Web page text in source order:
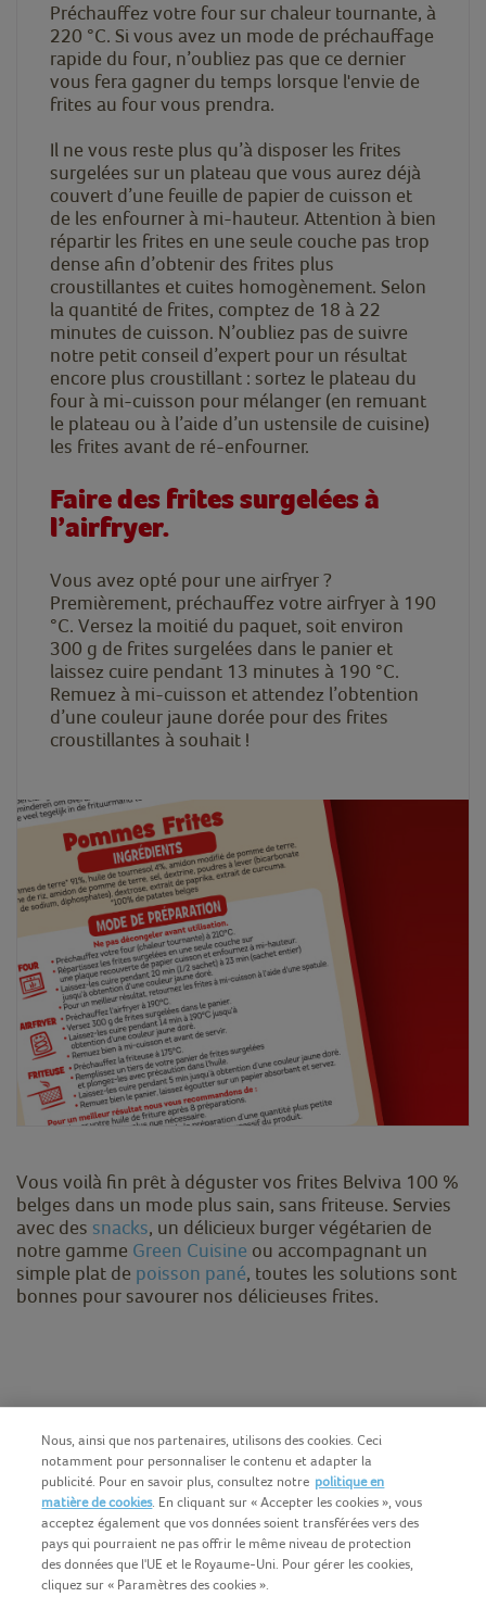
Préchauffez votre four sur chaleur tournante, à
220 °C. Si vous avez un mode de préchauffage
rapide du four, n’oubliez pas que ce dernier
vous fera gagner du temps lorsque l'envie de
frites au four vous prendra.
Il ne vous reste plus qu’à disposer les frites
surgelées sur un plateau que vous aurez déjà
couvert d’une feuille de papier de cuisson et
de les enfourner à mi-hauteur. Attention à bien
répartir les frites en une seule couche pas trop
dense afin d’obtenir des frites plus
croustillantes et cuites homogènement. Selon
la quantité de frites, comptez de 18 à 22
minutes de cuisson. N’oubliez pas de suivre
notre petit conseil d’expert pour un résultat
encore plus croustillant : sortez le plateau du
four à mi-cuisson pour mélanger (en remuant
le plateau ou à l’aide d’un ustensile de cuisine)
les frites avant de ré-enfourner.
Faire des frites surgelées à
l’airfryer.
Vous avez opté pour une airfryer ?
Premièrement, préchauffez votre airfryer à 190
°C. Versez la moitié du paquet, soit environ
300 g de frites surgelées dans le panier et
laissez cuire pendant 13 minutes à 190 °C.
Remuez à mi-cuisson et attendez l’obtention
d’une couleur jaune dorée pour des frites
croustillantes à souhait !
Vous voilà fin prêt à déguster vos frites Belviva 100 %
belges dans un mode plus sain, sans friteuse. Servies
avec des snacks, un délicieux burger végétarien de
notre gamme Green Cuisine ou accompagnant un
simple plat de poisson pané, toutes les solutions sont
bonnes pour savourer nos délicieuses frites.
Nous, ainsi que nos partenaires, utilisons des cookies. Ceci
notamment pour personnaliser le contenu et adapter la
publicité. Pour en savoir plus, consultez notre politique en
matière de cookies. En cliquant sur « Accepter les cookies », vous
acceptez également que vos données soient transférées vers des
pays qui pourraient ne pas offrir le même niveau de protection
des données que l'UE et le Royaume-Uni. Pour gérer les cookies,
cliquez sur « Paramètres des cookies ».